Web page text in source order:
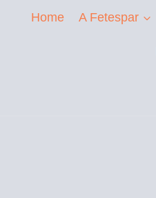
Home A Fetespar